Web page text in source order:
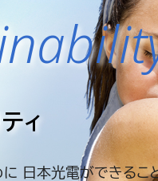
ィ
日本光電ができるこ